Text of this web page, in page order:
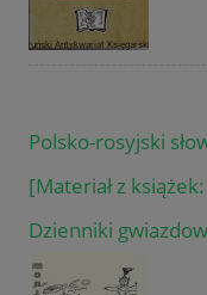
Polsko-rosyjski
[Materiał z
Dzienniki